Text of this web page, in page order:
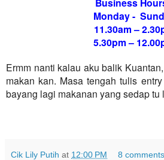
Monday -
11.30am –
5.30pm –
Ermm nanti kalau aku balik
makan kan. Masa tengah tulis
bayang lagi makanan yang sedap tu
Cik Lily Putih at 12:00 PM 8